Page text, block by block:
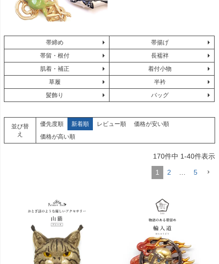
帯締め
帯揚げ
帯留・根付
長襦袢
肌着・補正
着付小物
草履
半衿
髪飾り
バッグ
並び替
え
優先度順 新着順 レビュー順
価格が安い順
価格が高い順
170件中 1-40件表示
1 2 … 5